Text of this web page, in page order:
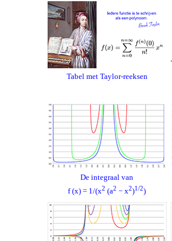
Tabel met Taylor-reeksen
De integraal van
f (x) = 1/(x2 (a2 − x2)1/2)